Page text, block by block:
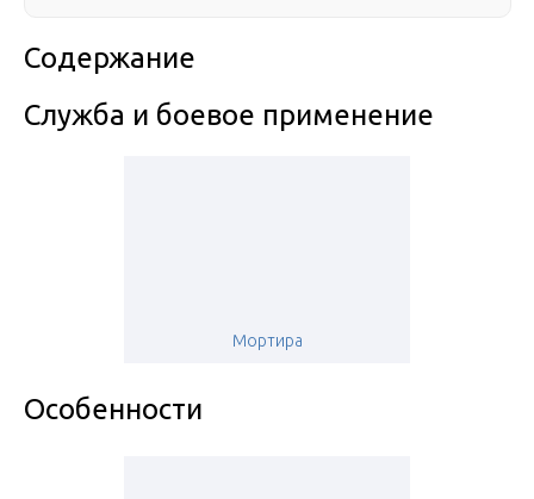
Содержание
Служба и боевое применение
Мортира
Особенности